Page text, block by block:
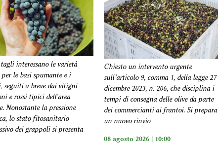
interessano le varietà
per le basi spumante e i
seguiti a breve dai vitigni
e rossi tipici dell'area
Nonostante la pressione
lo stato fitosanitario
dei grappoli si presenta
Chiesto un intervento urgente
sull’articolo 9, comma 1, della legge 27
dicembre 2023, n. 206, che disciplina i
tempi di consegna delle olive da parte
dei commercianti ai frantoi. Si prepara
un nuovo rinvio
08 agosto 2026 | 10:00